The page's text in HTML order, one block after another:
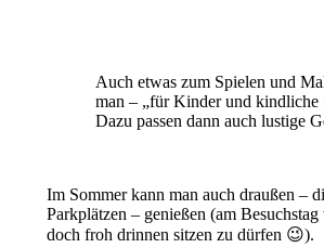
Auch etwas zum Spielen und
man – „für Kinder und kindliche
Dazu passen dann auch lustige
Im Sommer kann man auch draußen –
Parkplätzen – genießen (am
doch froh drinnen sitzen zu dürfen 😉).